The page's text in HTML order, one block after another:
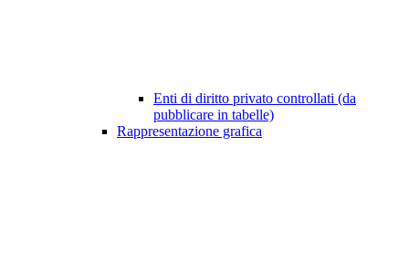
Enti di diritto privato controllati (da
pubblicare in tabelle)
Rappresentazione grafica